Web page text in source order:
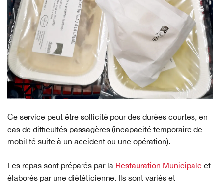
Ce service peut être sollicité pour des durées courtes, en
cas de difficultés passagères (incapacité temporaire de
mobilité suite à un accident ou une opération).
Les repas sont préparés par la Restauration Municipale et
élaborés par une diététicienne. Ils sont variés et